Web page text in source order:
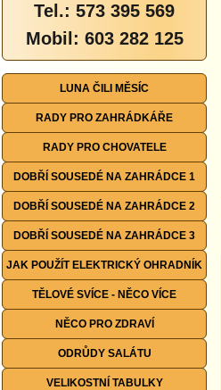
Tel.: 573 395 569
Mobil: 603 282 125
LUNA ČILI MĚSÍC
RADY PRO ZAHRÁDKÁŘE
RADY PRO CHOVATELE
DOBŘÍ SOUSEDÉ NA ZAHRÁDCE 1
DOBŘÍ SOUSEDÉ NA ZAHRÁDCE 2
DOBŘÍ SOUSEDÉ NA ZAHRÁDCE 3
JAK POUŽÍT ELEKTRICKÝ OHRADNÍK
TĚLOVÉ SVÍCE - NĚCO VÍCE
NĚCO PRO ZDRAVÍ
ODRŮDY SALÁTU
VELIKOSTNÍ TABULKY